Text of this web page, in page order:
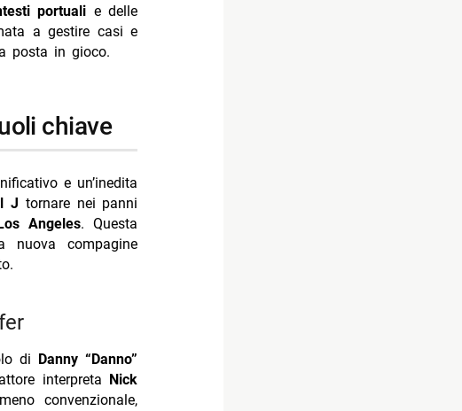
portuali e delle
a gestire casi e
posta in gioco.
chiave
e un’inedita
J tornare nei panni
Angeles. Questa
compagine
di Danny “Danno”
interpreta Nick
convenzionale,